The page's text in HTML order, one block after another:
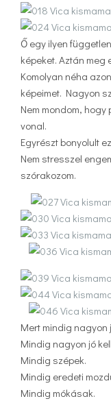
Ő egy ilyen
képeket. Aztán meg
Komolyan néha
képeimet. Nagyon
Nem mondom,
vonal.
Egyrészt bonyolult
Nem stresszel
szórakozom.
Mert mindig nagyon
Mindig nagyon jó
Mindig szépek.
Mindig eredeti
Mindig mókásak.